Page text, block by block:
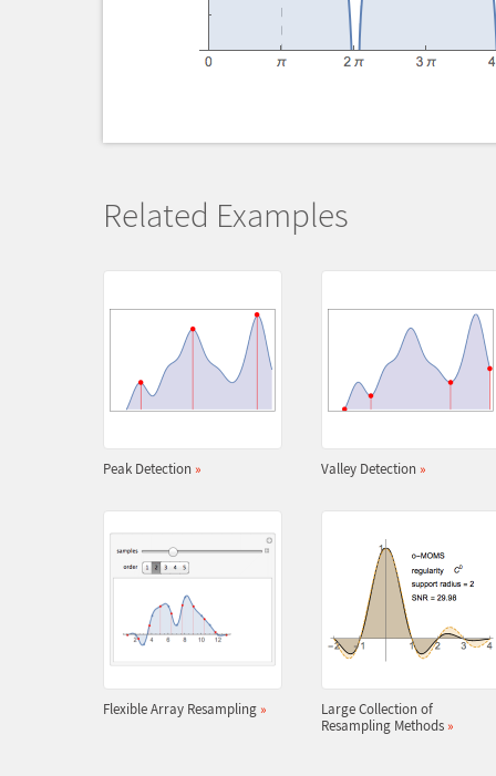
Related Examples
Peak Detection » Valley Detection »
Flexible Array Resampling »
Large Collection of
Resampling Methods »